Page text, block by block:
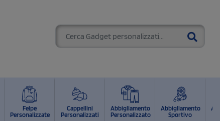
Felpe
Personalizzate
Cappellini
Personalizzati
Abbigliamento
Personalizzato
Abbigliamento
Sportivo